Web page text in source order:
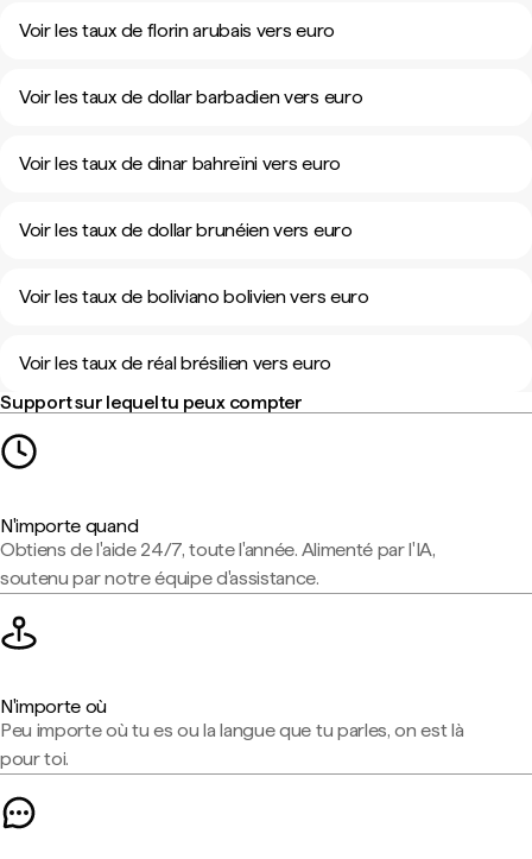
Voir les taux de florin arubais vers euro
Voir les taux de dollar barbadien vers euro
Voir les taux de dinar bahreïni vers euro
Voir les taux de dollar brunéien vers euro
Voir les taux de boliviano bolivien vers euro
Voir les taux de réal brésilien vers euro
Support sur lequel tu peux compter
N'importe quand
Obtiens de l'aide 24/7, toute l'année. Alimenté par l'IA,
soutenu par notre équipe d'assistance.
N'importe où
Peu importe où tu es ou la langue que tu parles, on est là
pour toi.